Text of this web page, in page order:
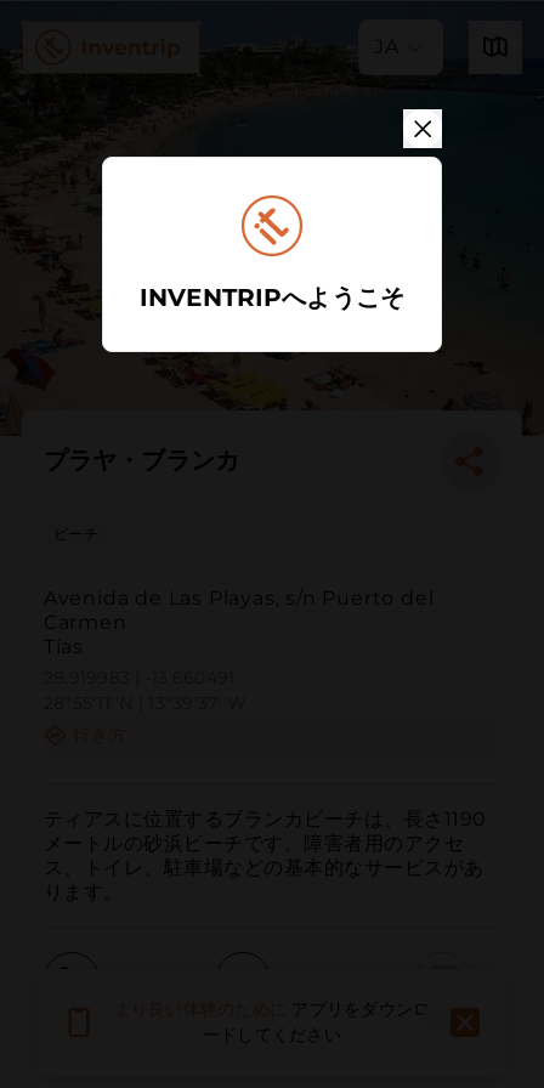
JA
プラヤ・ブランカ
ビーチ
Avenida de Las Playas, s/n Puerto del
Carmen
Tías
ティアスに位置するブランカビーチは、長さ1190
メートルの砂浜ビーチです。障害者用のアクセ
ス、トイレ、駐車場などの基本的なサービスがあ
ります。
電子メール
アプリをダウンロ
ードしてください
INVENTRIPへようこそ